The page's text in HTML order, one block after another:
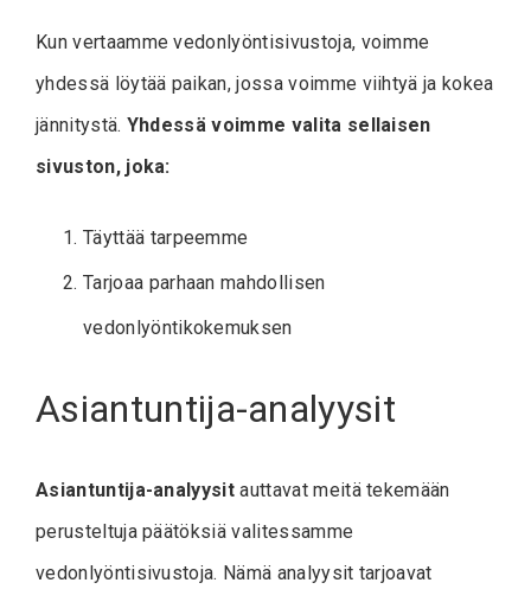
Kun vertaamme vedonlyöntisivustoja, voimme
yhdessä löytää paikan, jossa voimme viihtyä ja kokea
jännitystä. Yhdessä voimme valita sellaisen
sivuston, joka:
Täyttää tarpeemme
Tarjoaa parhaan mahdollisen
vedonlyöntikokemuksen
Asiantuntija-analyysit
Asiantuntija-analyysit auttavat meitä tekemään
perusteltuja päätöksiä valitessamme
vedonlyöntisivustoja. Nämä analyysit tarjoavat